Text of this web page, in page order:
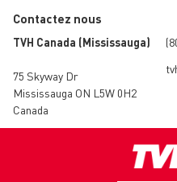
Contactez nous
TVH Canada (Mississauga)
75 Skyway Dr
Mississauga ON L5W 0H2
Canada